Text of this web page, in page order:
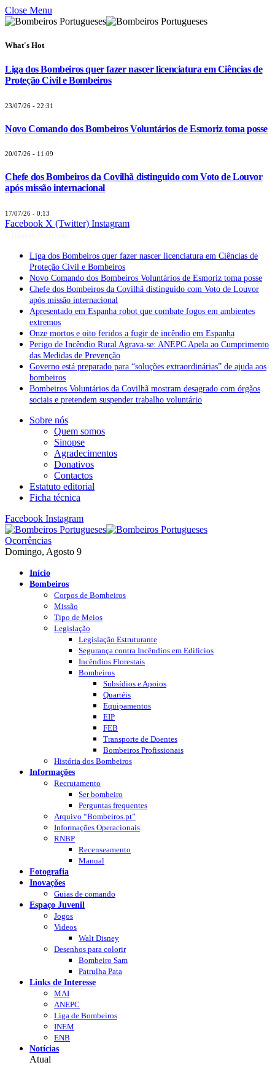
Close Menu
What's Hot
Liga dos Bombeiros quer fazer nascer licenciatura em Ciências de
Proteção Civil e Bombeiros
23/07/26 - 22:31
Novo Comando dos Bombeiros Voluntários de Esmoriz toma posse
20/07/26 - 11:09
Chefe dos Bombeiros da Covilhã distinguido com Voto de Louvor
após missão internacional
17/07/26 - 0:13
Facebook X (Twitter) Instagram
Liga dos Bombeiros quer fazer nascer licenciatura em Ciências de
Proteção Civil e Bombeiros
Novo Comando dos Bombeiros Voluntários de Esmoriz toma posse
Chefe dos Bombeiros da Covilhã distinguido com Voto de Louvor
após missão internacional
Apresentado em Espanha robot que combate fogos em ambientes
extremos
Onze mortos e oito feridos a fugir de incêndio em Espanha
Perigo de Incêndio Rural Agrava-se: ANEPC Apela ao Cumprimento
das Medidas de Prevenção
Governo está preparado para “soluções extraordinárias” de ajuda aos
bombeiros
Bombeiros Voluntários da Covilhã mostram desagrado com órgãos
sociais e pretendem suspender trabalho voluntário
Sobre nós
Quem somos
Sinopse
Agradecimentos
Donativos
Contactos
Estatuto editorial
Ficha técnica
Facebook Instagram
Ocorrências
Domingo, Agosto 9
Início
Bombeiros
Corpos de Bombeiros
Missão
Tipo de Meios
Legislação
Legislação Estruturante
Segurança contra Incêndios em Edificios
Incêndios Florestais
Bombeiros
Subsídios e Apoios
Quartéis
Equipamentos
EIP
FEB
Transporte de Doentes
Bombeiros Profissionais
História dos Bombeiros
Informações
Recrutamento
Ser bombeiro
Perguntas frequentes
Arquivo “Bombeiros.pt”
Informações Operacionais
RNBP
Recenseamento
Manual
Fotografia
Inovações
Guias de comando
Espaço Juvenil
Jogos
Videos
Walt Disney
Desenhos para colorir
Bombeiro Sam
Patrulha Pata
Links de Interesse
MAI
ANEPC
Liga de Bombeiros
INEM
ENB
Notícias
Atual